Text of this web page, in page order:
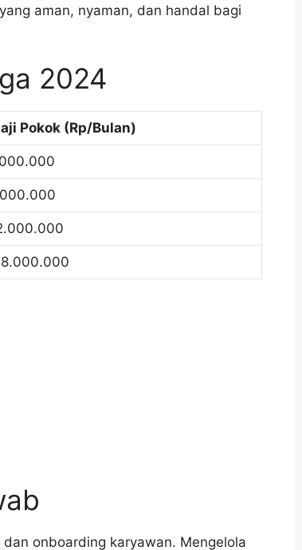
aman, nyaman, dan handal bagi
2024
Pokok (Rp/Bulan)
onboarding karyawan. Mengelola